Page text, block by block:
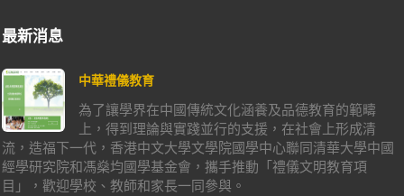
最新消息
中華禮儀教育
為了讓學界在中國傳統文化涵養及品德教育的範疇
上，得到理論與實踐並行的支援，在社會上形成清
流，造福下一代，香港中文大學文學院國學中心聯同清華大學中國
經學研究院和馮燊均國學基金會，攜手推動「禮儀文明教育項
目」，歡迎學校、教師和家長一同參與。